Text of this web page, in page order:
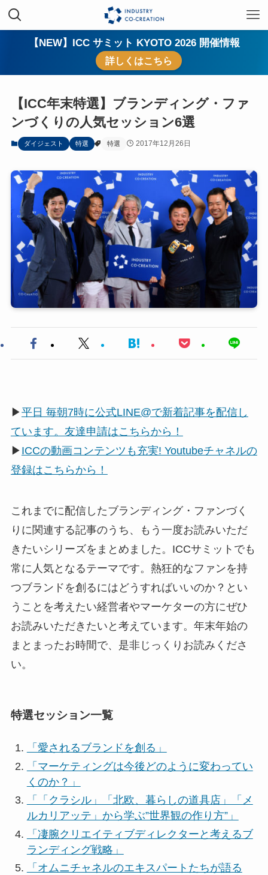
【NEW】ICC サミット KYOTO 2026 開催情報
詳しくはこちら
【ICC年末特選】ブランディング・ファ
ンづくりの人気セッション6選
ダイジェスト 特選 特選 2017年12月26日
▶平日 毎朝7時に公式LINE@で新着記事を配信し
ています。友達申請はこちらから！
▶ ICCの動画コンテンツも充実! Youtubeチャネルの
登録はこちらから！
これまでに配信したブランディング・ファンづく
りに関連する記事のうち、もう一度お読みいただ
きたいシリーズをまとめました。ICCサミットでも
常に人気となるテーマです。熱狂的なファンを持
つブランドを創るにはどうすればいいのか？とい
うことを考えたい経営者やマーケターの方にぜひ
お読みいただきたいと考えています。年末年始の
まとまったお時間で、是非じっくりお読みくださ
い。
特選セッション一覧
「愛されるブランドを創る」
「マーケティングは今後どのように変わってい
くのか？」
「「クラシル」「北欧、暮らしの道具店」「メ
ルカリアッテ」から学ぶ”世界観の作り方”」
「凄腕クリエイティブディレクターと考えるブ
ランディング戦略」
「オムニチャネルのエキスパートたちが語る